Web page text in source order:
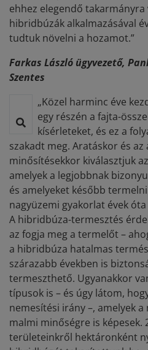
ehhez elegendő takarmányra
hibridbúzák alkalmazásával
tudtuk növelni a hozamot.”
Farkas László ügyvezető,
Szentes
„Közel harminc éve
egy részén a fajta-
kísérleteket, és ez a
szakadt meg. Aratáskor és az
minősítésekkor kiválasztjuk
amelyek a legjobbnak
és amelyeket később
nagyüzemi gyakorlat évek
A hibridbúza-termesztés
az fogja meg a termelőt –
a hibridbúza hatalmas
szárazabb években is
termeszthető. Ugyanakkor
típusok is – és úgy látom,
nemesítési irány –, amelyek
malmi minőségre is képesek.
területeinkről hektáronként